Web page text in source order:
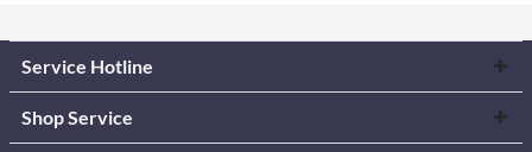
Service Hotline
Shop Service